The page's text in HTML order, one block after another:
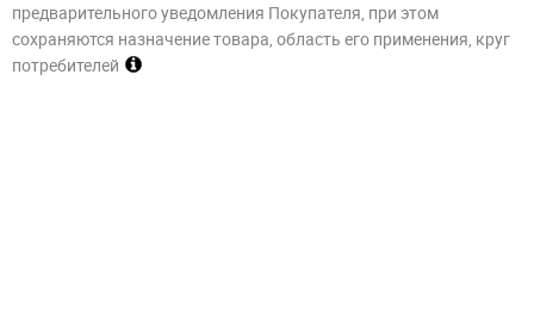
предварительного уведомления Покупателя, при этом
сохраняются назначение товара, область его применения, круг
потребителей